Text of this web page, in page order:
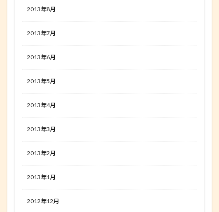
2013年8月
2013年7月
2013年6月
2013年5月
2013年4月
2013年3月
2013年2月
2013年1月
2012年12月